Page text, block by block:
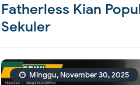
Fatherless Kian
Sekuler
Minggu, November 30, 2025